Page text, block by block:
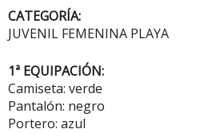
CATEGORÍA:
JUVENIL FEMENINA PLAYA
1ª EQUIPACIÓN:
Camiseta: verde
Pantalón: negro
Portero: azul